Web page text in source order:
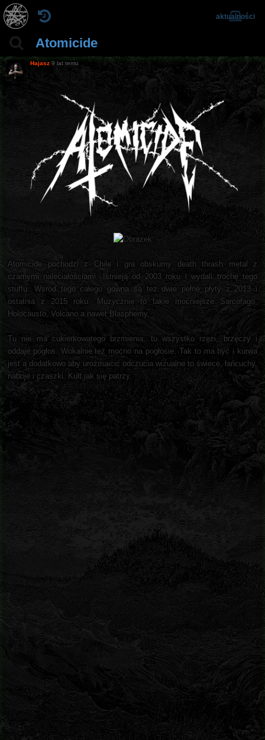
Atomicide
aktualności
Hajasz 9 lat temu
Atomicide pochodzi z Chile i gra obskurny death thrash metal z
czarnymi naleciałościami. Istnieją od 2003 roku i wydali trochę tego
stuffu. Wśród tego całego gówna są też dwie pełne płyty z 2013 i
ostatnia z 2015 roku. Muzycznie to takie mocniejsze Sarcofago,
Holocausto, Volcano a nawet Blasphemy.
Tu nie ma cukierkowatego brzmienia, tu wszystko rzęzi, brzęczy i
oddaje pogłos. Wokalnie też mocno na pogłosie. Tak to ma być i kurwa
jest a dodatkowo aby urozmaicić odczucia wizualne to świece, łańcuchy,
naboje i czaszki. Kult jak się patrzy.